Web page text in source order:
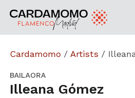
Cardamomo / Artists /
BAILAORA
Illeana Gómez